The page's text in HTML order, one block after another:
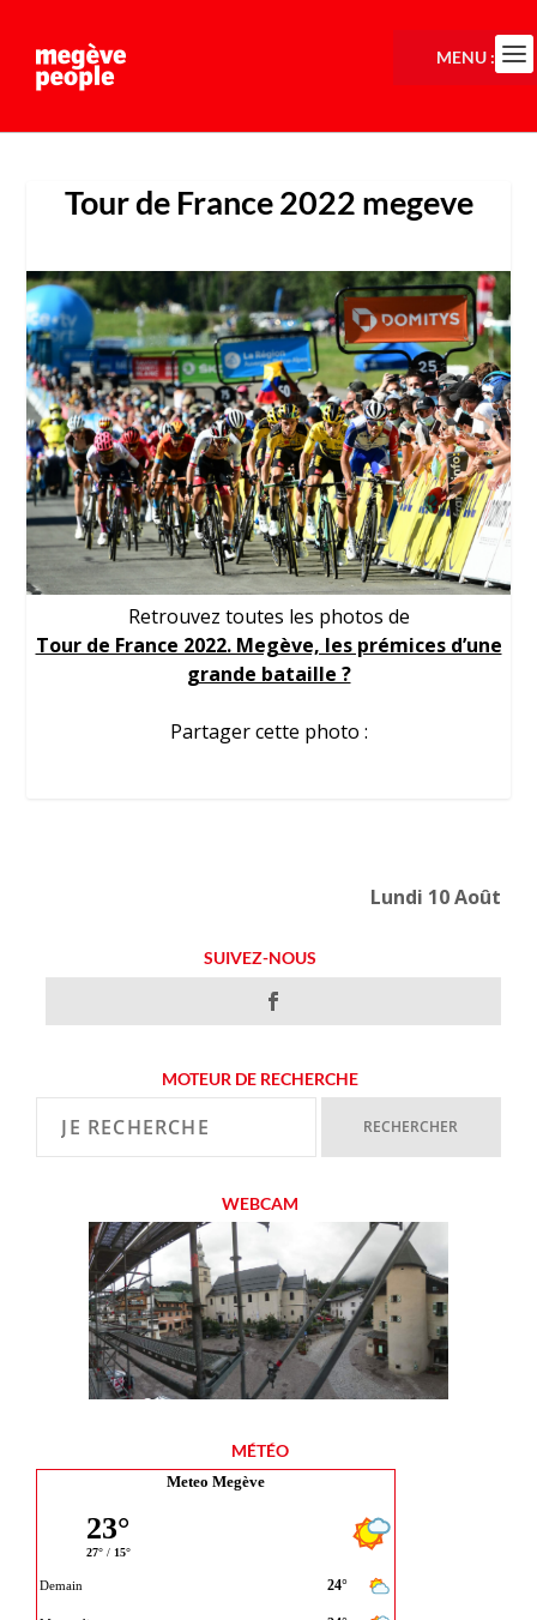
Tour de France 2022 megeve
Retrouvez toutes les photos de
Tour de France 2022. Megève, les prémices d’une
grande bataille ?
Partager cette photo :
Lundi 10 Août
SUIVEZ-NOUS
MOTEUR DE RECHERCHE
WEBCAM
MÉTÉO
Meteo Megève
MENU :